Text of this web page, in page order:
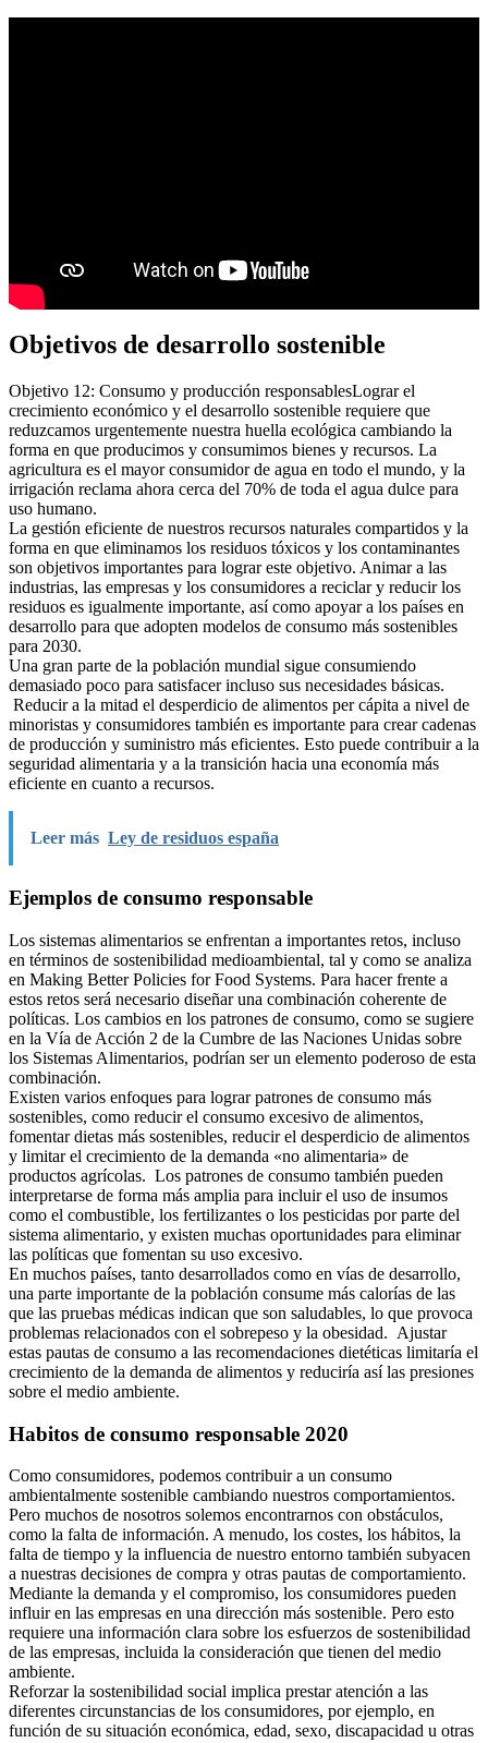
Objetivos de desarrollo sostenible
Objetivo 12: Consumo y producción responsablesLograr el
crecimiento económico y el desarrollo sostenible requiere que
reduzcamos urgentemente nuestra huella ecológica cambiando la
forma en que producimos y consumimos bienes y recursos. La
agricultura es el mayor consumidor de agua en todo el mundo, y la
irrigación reclama ahora cerca del 70% de toda el agua dulce para
uso humano.
La gestión eficiente de nuestros recursos naturales compartidos y la
forma en que eliminamos los residuos tóxicos y los contaminantes
son objetivos importantes para lograr este objetivo. Animar a las
industrias, las empresas y los consumidores a reciclar y reducir los
residuos es igualmente importante, así como apoyar a los países en
desarrollo para que adopten modelos de consumo más sostenibles
para 2030.
Una gran parte de la población mundial sigue consumiendo
demasiado poco para satisfacer incluso sus necesidades básicas.
Reducir a la mitad el desperdicio de alimentos per cápita a nivel de
minoristas y consumidores también es importante para crear cadenas
de producción y suministro más eficientes. Esto puede contribuir a la
seguridad alimentaria y a la transición hacia una economía más
eficiente en cuanto a recursos.
Leer más Ley de residuos españa
Ejemplos de consumo responsable
Los sistemas alimentarios se enfrentan a importantes retos, incluso
en términos de sostenibilidad medioambiental, tal y como se analiza
en Making Better Policies for Food Systems. Para hacer frente a
estos retos será necesario diseñar una combinación coherente de
políticas. Los cambios en los patrones de consumo, como se sugiere
en la Vía de Acción 2 de la Cumbre de las Naciones Unidas sobre
los Sistemas Alimentarios, podrían ser un elemento poderoso de esta
combinación.
Existen varios enfoques para lograr patrones de consumo más
sostenibles, como reducir el consumo excesivo de alimentos,
fomentar dietas más sostenibles, reducir el desperdicio de alimentos
y limitar el crecimiento de la demanda «no alimentaria» de
productos agrícolas. Los patrones de consumo también pueden
interpretarse de forma más amplia para incluir el uso de insumos
como el combustible, los fertilizantes o los pesticidas por parte del
sistema alimentario, y existen muchas oportunidades para eliminar
las políticas que fomentan su uso excesivo.
En muchos países, tanto desarrollados como en vías de desarrollo,
una parte importante de la población consume más calorías de las
que las pruebas médicas indican que son saludables, lo que provoca
problemas relacionados con el sobrepeso y la obesidad. Ajustar
estas pautas de consumo a las recomendaciones dietéticas limitaría el
crecimiento de la demanda de alimentos y reduciría así las presiones
sobre el medio ambiente.
Habitos de consumo responsable 2020
Como consumidores, podemos contribuir a un consumo
ambientalmente sostenible cambiando nuestros comportamientos.
Pero muchos de nosotros solemos encontrarnos con obstáculos,
como la falta de información. A menudo, los costes, los hábitos, la
falta de tiempo y la influencia de nuestro entorno también subyacen
a nuestras decisiones de compra y otras pautas de comportamiento.
Mediante la demanda y el compromiso, los consumidores pueden
influir en las empresas en una dirección más sostenible. Pero esto
requiere una información clara sobre los esfuerzos de sostenibilidad
de las empresas, incluida la consideración que tienen del medio
ambiente.
Reforzar la sostenibilidad social implica prestar atención a las
diferentes circunstancias de los consumidores, por ejemplo, en
función de su situación económica, edad, sexo, discapacidad u otras